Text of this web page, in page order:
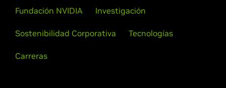
Fundación NVIDIA Investigación
Sostenibilidad Corporativa Tecnologías
Carreras